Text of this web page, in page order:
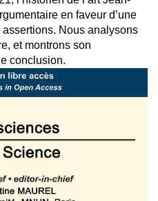
en faveur d’une
Nous analysons
et montrons son
conclusion.